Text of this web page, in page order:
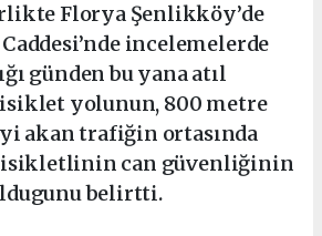
Florya Şenlikköy’de
incelemelerde
günden bu yana atıl
yolunun, 800 metre
akan trafiğin ortasında
bisikletlinin can güvenliğinin
belirtti.